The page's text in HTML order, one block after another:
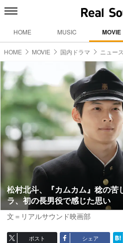
HOME MUSIC MOVIE
HOME MOVIE 国内ドラマ ニュース
松村北斗、『カムカム』稔の
ラ、初の長男役で感じた思い
文＝リアルサウンド映画部
ポスト シェア